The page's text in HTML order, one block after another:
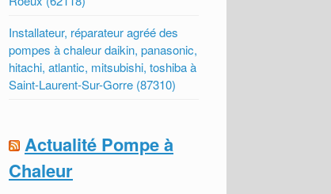
Installateur, réparateur agréé des
pompes à chaleur daikin, panasonic,
hitachi, atlantic, mitsubishi, toshiba à
Saint-Laurent-Sur-Gorre (87310)
Actualité Pompe à
Chaleur